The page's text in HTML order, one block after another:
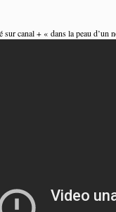
sur canal + « dans la peau d’un